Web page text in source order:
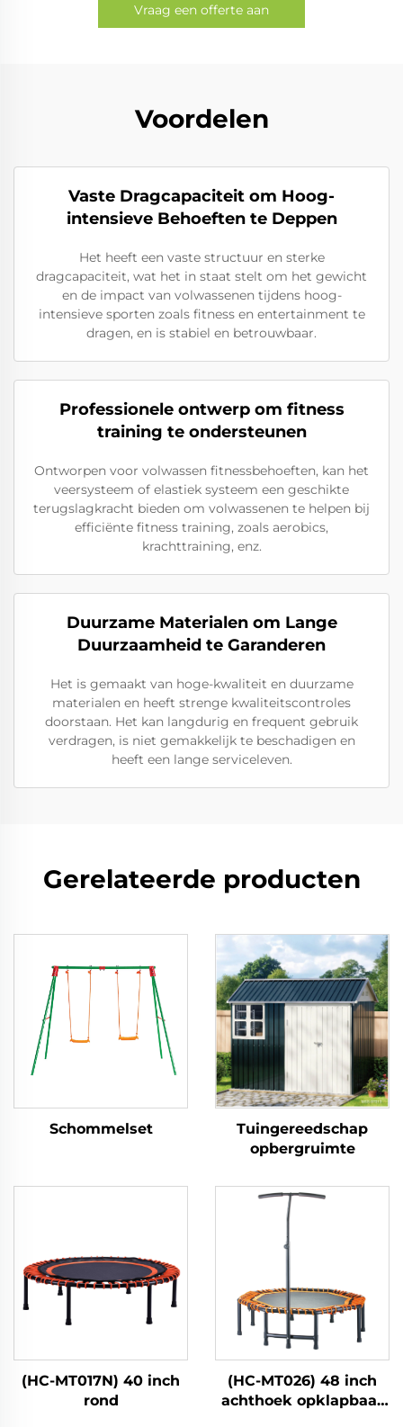
Vraag een offerte aan
Voordelen
Vaste Dragcapaciteit om Hoog-
intensieve Behoeften te Deppen
Het heeft een vaste structuur en sterke
dragcapaciteit, wat het in staat stelt om het gewicht
en de impact van volwassenen tijdens hoog-
intensieve sporten zoals fitness en entertainment te
dragen, en is stabiel en betrouwbaar.
Professionele ontwerp om fitness
training te ondersteunen
Ontworpen voor volwassen fitnessbehoeften, kan het
veersysteem of elastiek systeem een geschikte
terugslagkracht bieden om volwassenen te helpen bij
efficiënte fitness training, zoals aerobics,
krachttraining, enz.
Duurzame Materialen om Lange
Duurzaamheid te Garanderen
Het is gemaakt van hoge-kwaliteit en duurzame
materialen en heeft strenge kwaliteitscontroles
doorstaan. Het kan langdurig en frequent gebruik
verdragen, is niet gemakkelijk te beschadigen en
heeft een lange serviceleven.
Gerelateerde producten
Schommelset
Tuingereedschap
opbergruimte
(HC-MT017N) 40 inch
rond
(HC-MT026) 48 inch
achthoek opklapbaar